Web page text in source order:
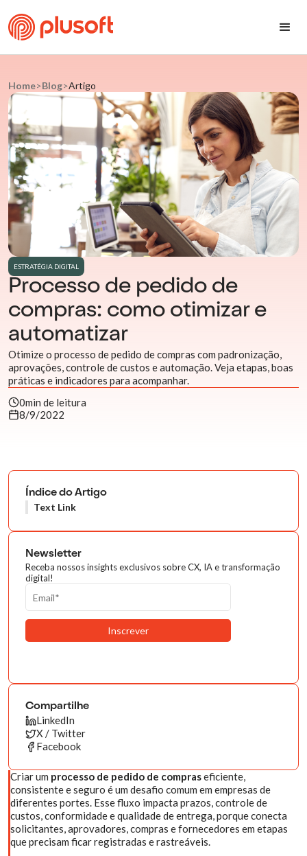
Home>Blog>Artigo
ESTRATÉGIA DIGITAL
Processo de pedido de
compras: como otimizar e
automatizar
Otimize o processo de pedido de compras com padronização,
aprovações, controle de custos e automação. Veja etapas, boas
práticas e indicadores para acompanhar.
0min de leitura
8/9/2022
Criar um processo de pedido de compraseficiente,
consistente e seguro é um desafio comum em empresas de
diferentes portes. Esse fluxo impacta prazos, controle de
custos, conformidade e qualidade de entrega, porque conecta
solicitantes, aprovadores, compras e fornecedores em etapas
que precisam ficar registradas e rastreáveis.
Índice do Artigo
Text Link
Newsletter
Receba nossos insights exclusivos sobre CX, IA e transformação
digital!
Compartilhe
LinkedIn
X / Twitter
Facebook